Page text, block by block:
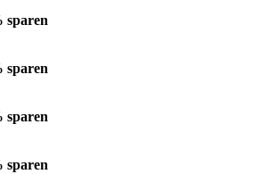
sparen
sparen
sparen
sparen